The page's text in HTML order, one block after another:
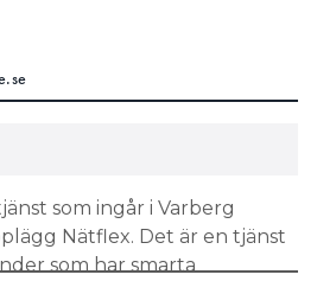
som ingår i Varberg
Nätflex. Det är en tjänst
som har smarta